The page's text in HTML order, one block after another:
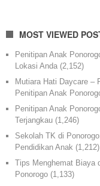
MOST VIEWED
Penitipan Anak
Lokasi Anda (2,152)
Mutiara Hati Daycare –
Penitipan Anak
Penitipan Anak
Terjangkau (1,246)
Sekolah TK di
Pendidikan Anak (1,212)
Tips Menghemat Biaya
Ponorogo (1,133)